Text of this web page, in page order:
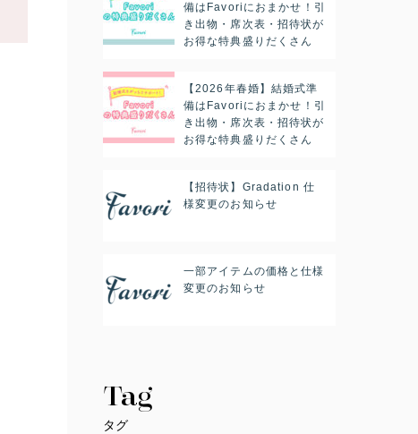
備はFavoriにおまかせ！引
き出物・席次表・招待状が
お得な特典盛りだくさん
【2026年春婚】結婚式準
備はFavoriにおまかせ！引
き出物・席次表・招待状が
お得な特典盛りだくさん
【招待状】Gradation 仕
様変更のお知らせ
一部アイテムの価格と仕様
変更のお知らせ
Tag
タグ